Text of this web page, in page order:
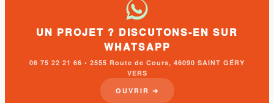
UN PROJET ? DISCUTONS-EN SUR
WHATSAPP
06 75 22 21 66 • 2555 Route de Cours, 46090 SAINT GÉRY
VERS
OUVRIR ➔